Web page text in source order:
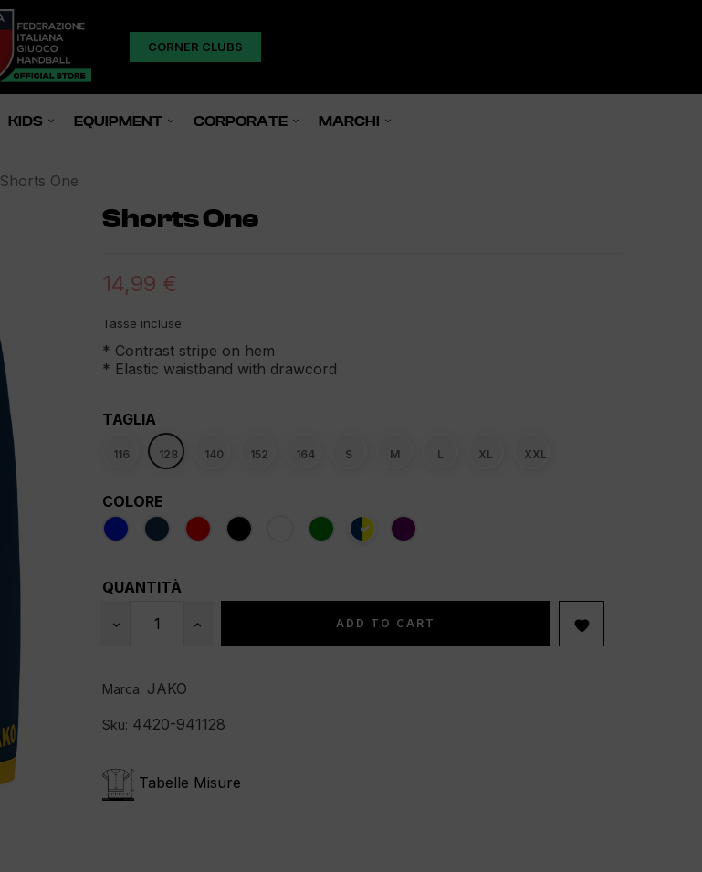
CORNER CLUBS
KIDS EQUIPMENT CORPORATE MARCHI
Shorts One
Shorts One
14,99 €
Tasse incluse
* Contrast stripe on hem
* Elastic waistband with drawcord
TAGLIA
116 128 140 152 164 S M L XL XXL
COLORE
QUANTITÀ
ADD TO CART 
Marca: JAKO
Sku: 4420-941128
Tabelle Misure